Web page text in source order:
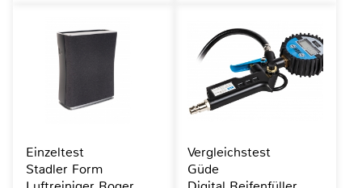
Einzeltest
Stadler Form
Vergleichstest
Güde